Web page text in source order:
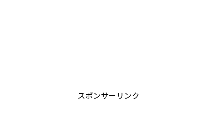
スポンサーリンク